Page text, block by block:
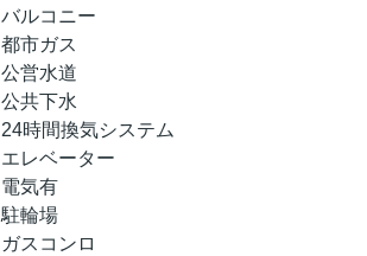
バルコニー
都市ガス
公営水道
公共下水
24時間換気システム
エレベーター
電気有
駐輪場
ガスコンロ